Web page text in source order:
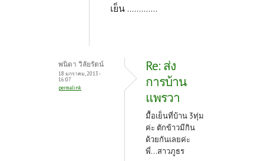
เย็น .............
พนิดา วิลัยรัตน์
18 มกราคม, 2013 -
16:07
permalink
Re: ส่ง
การบ้าน
แพรวา
มื้อเย็นที่บ้าน 3ทุ่ม
ค่ะ ตักข้าวมีกิน
ด้วยกันเลยค่ะ
พี่...สาวภูธร